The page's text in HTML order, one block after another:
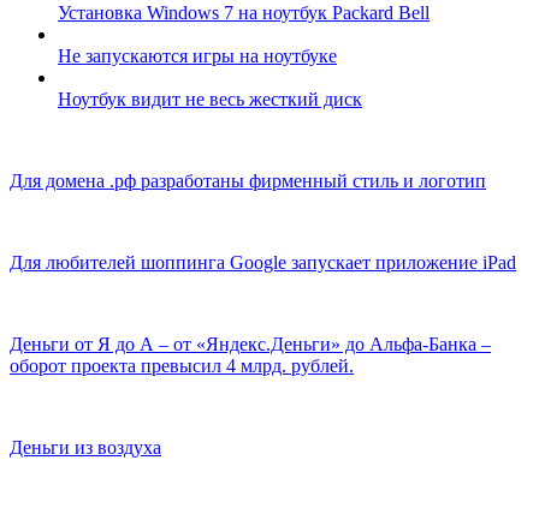
Установка Windows 7 на ноутбук Packard Bell
Не запускаются игры на ноутбуке
Ноутбук видит не весь жесткий диск
Для домена .рф разработаны фирменный стиль и логотип
Для любителей шоппинга Google запускает приложение iPad
Деньги от Я до А – от «Яндекс.Деньги» до Альфа-Банка –
оборот проекта превысил 4 млрд. рублей.
Деньги из воздуха